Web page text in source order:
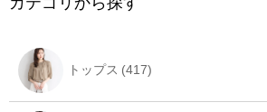
トップス